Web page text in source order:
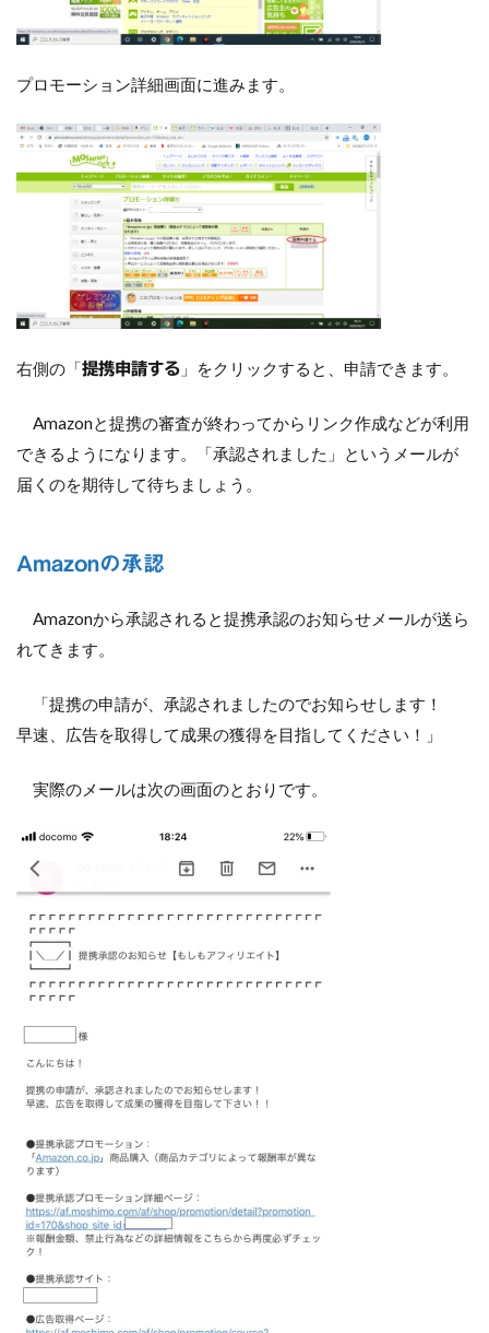
プロモーション詳細画面に進みます。
右側の「提携申請する 」をクリックすると、申請できます。
Amazonと提携の審査が終わってからリンク作成などが利用
できるようになります。「承認されました」というメールが
届くのを期待して待ちましょう。
Amazonの承認
Amazonから承認されると提携承認のお知らせメールが送ら
れてきます。
「提携の申請が、承認されましたのでお知らせします！
早速、広告を取得して成果の獲得を目指してください！」
実際のメールは次の画面のとおりです。